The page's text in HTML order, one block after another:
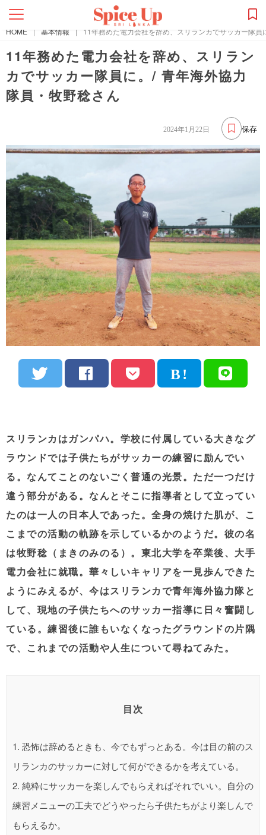
HOME | 基本情報 | 11年務めた電力会社を辞め、スリランカでサッカー隊
11年務めた電力会社を辞め、スリラン
カでサッカー隊員に。/ 青年海外協力
隊員・牧野稔さん
保存
2024年1月22日
スリランカはガンパハ。学校に付属している大きなグ
ラウンドでは子供たちがサッカーの練習に励んでい
る。なんてことのないごく普通の光景。ただ一つだけ
違う部分がある。なんとそこに指導者として立ってい
たのは一人の日本人であった。全身の焼けた肌が、こ
こまでの活動の軌跡を示しているかのようだ。彼の名
は牧野稔（まきのみのる）。東北大学を卒業後、大手
電力会社に就職。華々しいキャリアを一見歩んできた
ようにみえるが、今はスリランカで青年海外協力隊と
して、現地の子供たちへのサッカー指導に日々奮闘し
ている。練習後に誰もいなくなったグラウンドの片隅
で、これまでの活動や人生について尋ねてみた。
目次
1. 恐怖は辞めるときも、今でもずっとある。今は目の前のス
リランカのサッカーに対して何ができるかを考えている。
2. 純粋にサッカーを楽しんでもらえればそれでいい。自分の
練習メニューの工夫でどうやったら子供たちがより楽しんで
もらえるか。